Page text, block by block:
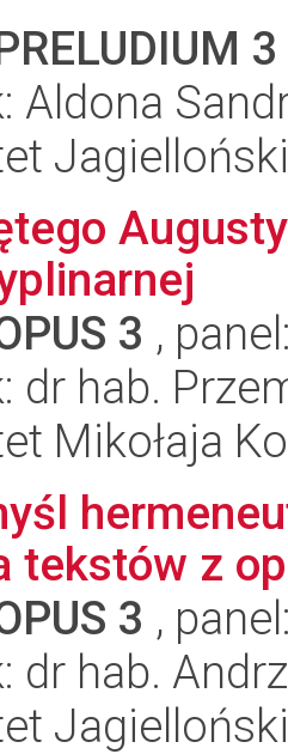
3
Aldona
3 ,
dr hab.
Mikołaja
tekstów z
3 ,
dr hab.